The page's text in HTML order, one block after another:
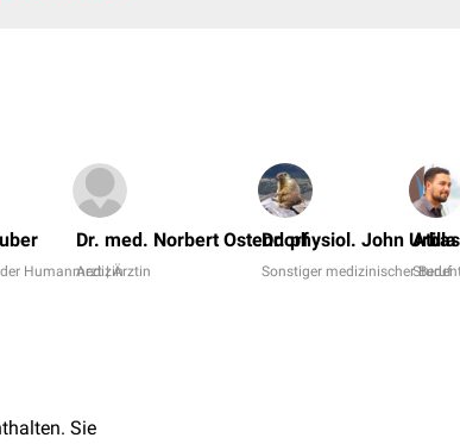
Humanmedizin
Dr. med. Norbert Ostendorf
Arzt | Ärztin
Dr. physiol. John Urbas
Sonstiger medizinischer Beruf
Atilla
Sie